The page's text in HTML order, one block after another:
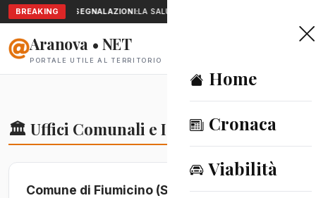
BREAKING SEGNALAZIONI:LA SALUTE A PORTATA DI MANO:
Aranova • NET
PORTALE UTILE AL TERRITORIO
Home
Cronaca
Viabilità
🏛️ Uffici Comunali e Istituzioni
Comune di Fiumicino (Sede Centrale)